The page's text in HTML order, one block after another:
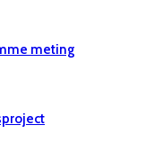
meting